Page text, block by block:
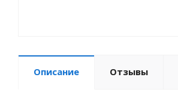
Описание Отзывы